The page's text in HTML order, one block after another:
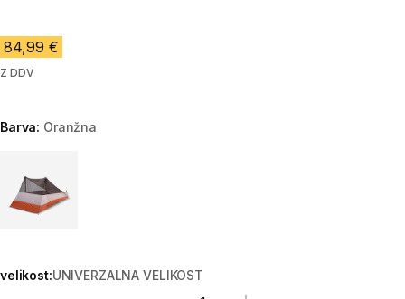
84,99 €
Z DDV
Barva: Oranžna
velikost:UNIVERZALNA VELIKOST